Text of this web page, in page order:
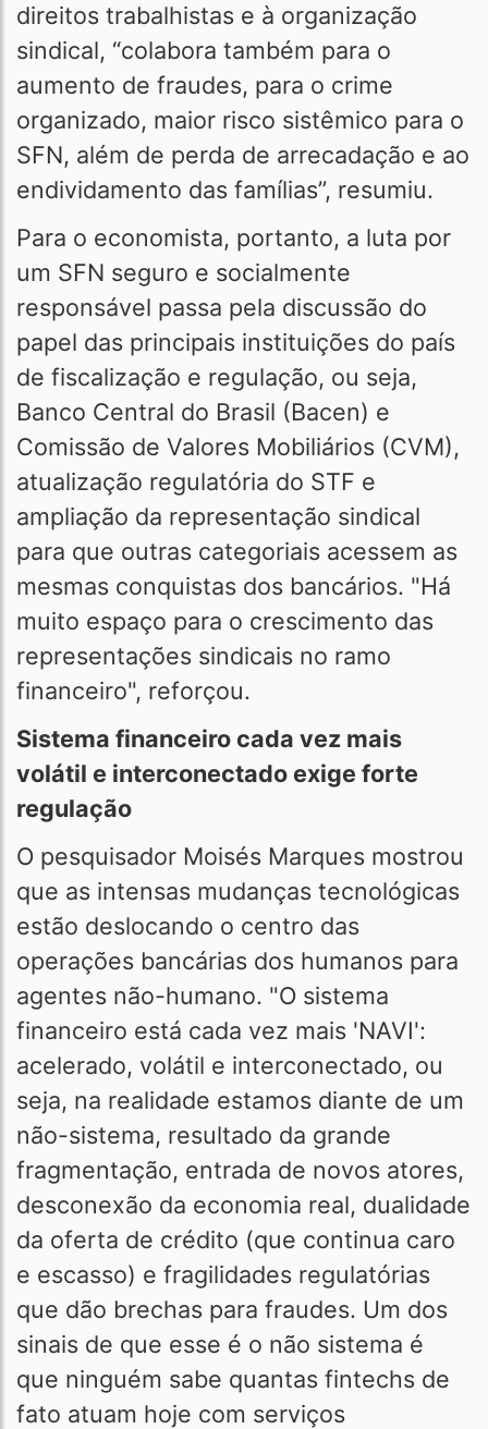
direitos trabalhistas e à organização
sindical, “colabora também para o
aumento de fraudes, para o crime
organizado, maior risco sistêmico para o
SFN, além de perda de arrecadação e ao
endividamento das famílias”, resumiu.
Para o economista, portanto, a luta por
um SFN seguro e socialmente
responsável passa pela discussão do
papel das principais instituições do país
de fiscalização e regulação, ou seja,
Banco Central do Brasil (Bacen) e
Comissão de Valores Mobiliários (CVM),
atualização regulatória do STF e
ampliação da representação sindical
para que outras categoriais acessem as
mesmas conquistas dos bancários. "Há
muito espaço para o crescimento das
representações sindicais no ramo
financeiro", reforçou.
Sistema financeiro cada vez mais
volátil e interconectado exige forte
regulação
O pesquisador Moisés Marques mostrou
que as intensas mudanças tecnológicas
estão deslocando o centro das
operações bancárias dos humanos para
agentes não-humano. "O sistema
financeiro está cada vez mais 'NAVI':
acelerado, volátil e interconectado, ou
seja, na realidade estamos diante de um
não-sistema, resultado da grande
fragmentação, entrada de novos atores,
desconexão da economia real, dualidade
da oferta de crédito (que continua caro
e escasso) e fragilidades regulatórias
que dão brechas para fraudes. Um dos
sinais de que esse é o não sistema é
que ninguém sabe quantas fintechs de
fato atuam hoje com serviços